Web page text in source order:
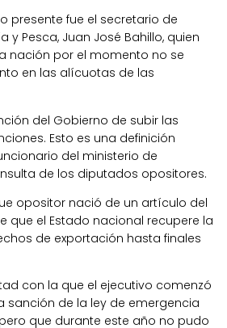
presente fue el secretario de
y Pesca, Juan José Bahillo, quien
nación por el momento no se
en las alícuotas de las
del Gobierno de subir las
Esto es una definición
del ministerio de
de los diputados opositores.
opositor nació de un artículo del
que el Estado nacional recupere la
de exportación hasta finales
con la que el ejecutivo comenzó
sanción de la ley de emergencia
que durante este año no pudo